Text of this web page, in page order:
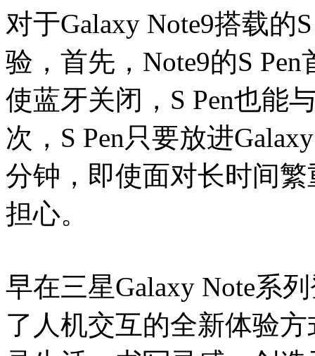
对于Galaxy Note9搭载的
验，首先，Note9的S
使蓝牙关闭，S Pen也能
次，S Pen只要放进
分钟，即使面对长时间
担心。
早在三星Galaxy Note系
了人机交互的全新体验